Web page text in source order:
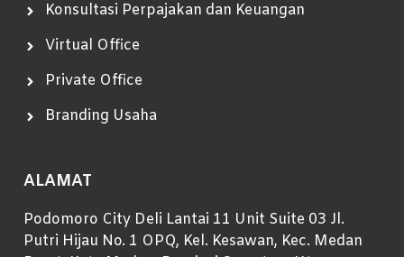
Konsultasi Perpajakan dan Keuangan
Virtual Office
Private Office
Branding Usaha
ALAMAT
Podomoro City Deli Lantai 11 Unit Suite 03 Jl.
Putri Hijau No. 1 OPQ, Kel. Kesawan, Kec. Medan